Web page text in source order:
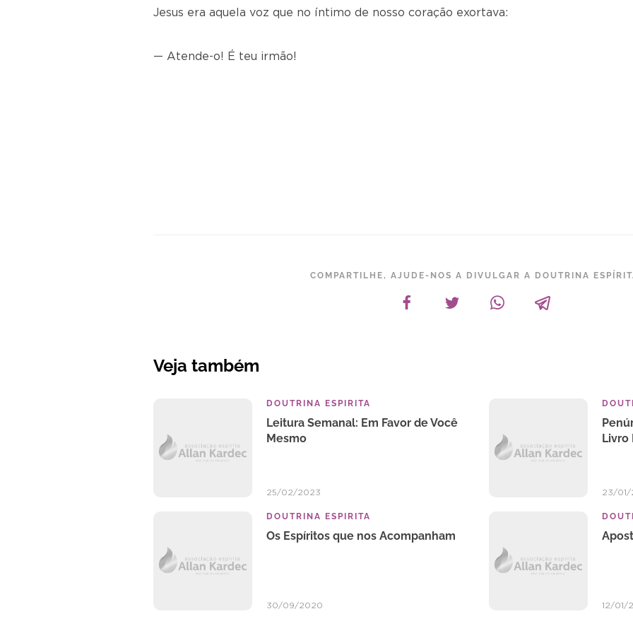
Jesus era aquela voz que no íntimo de nosso coração exortava:
— Atende-o! É teu irmão!
COMPARTILHE, AJUDE-NOS A DIVULGAR A DOUTRINA
Veja também
DOUTRINA ESPIRITA
Leitura Semanal: Em Favor de Você
Mesmo
25/02/2023
Livro
23/01/
DOUTRINA ESPIRITA
Os Espíritos que nos Acompanham
30/09/2020 12/01/